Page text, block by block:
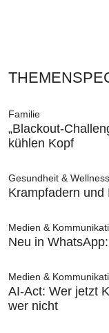
Familie
„Blackout-
kühlen Kopf
Gesundheit & Wellness
Krampfadern und
Medien &
Neu in
Medien &
AI-Act: Wer jetzt
wer nicht